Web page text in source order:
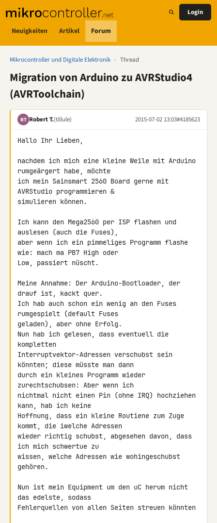
Neuigkeiten Artikel Forum
Login
Mikrocontroller und Digitale Elektronik › Thread
Migration von Arduino zu AVRStudio4
(AVRToolchain)
RT Robert T.(tillule) 2015-07-02 13:03#4185623
Hallo Ihr Lieben,
nachdem ich mich eine kleine Weile mit Arduino
rumgeärgert habe, möchte
ich mein Sainsmart 2560 Board gerne mit
AVRStudio programmieren &
simulieren können.
Ich kann den Mega2560 per ISP flashen und
auslesen (auch die Fuses),
aber wenn ich ein pimmeliges Programm flashe
wie: mach ma PB7 High oder
Low, passiert nüscht.
Meine Annahme: Der Arduino-Bootloader, der
drauf ist, kackt quer.
Ich hab auch schon ein wenig an den Fuses
rumgespielt (default Fuses
geladen), aber ohne Erfolg.
Nun hab ich gelesen, dass eventuell die
kompletten
Interruptvektor-Adressen verschubst sein
könnten; diese müsste man dann
durch ein kleines Programm wieder
zurechtschubsen: Aber wenn ich
nichtmal nicht einen Pin (ohne IRQ) hochziehen
kann, hab ich keine
Hoffnung, dass ein kleine Routiene zum Zuge
kommt, die iwelche Adressen
wieder richtig schubst, abgesehen davon, dass
ich mich schwertue zu
wissen, welche Adressen wie wohingeschubst
gehören.
Nun ist mein Equipment um den uC herum nicht
das edelste, sodass
Fehlerquellen von allen Seiten streuen könnten